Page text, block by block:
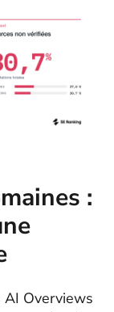
:
AI Overviews